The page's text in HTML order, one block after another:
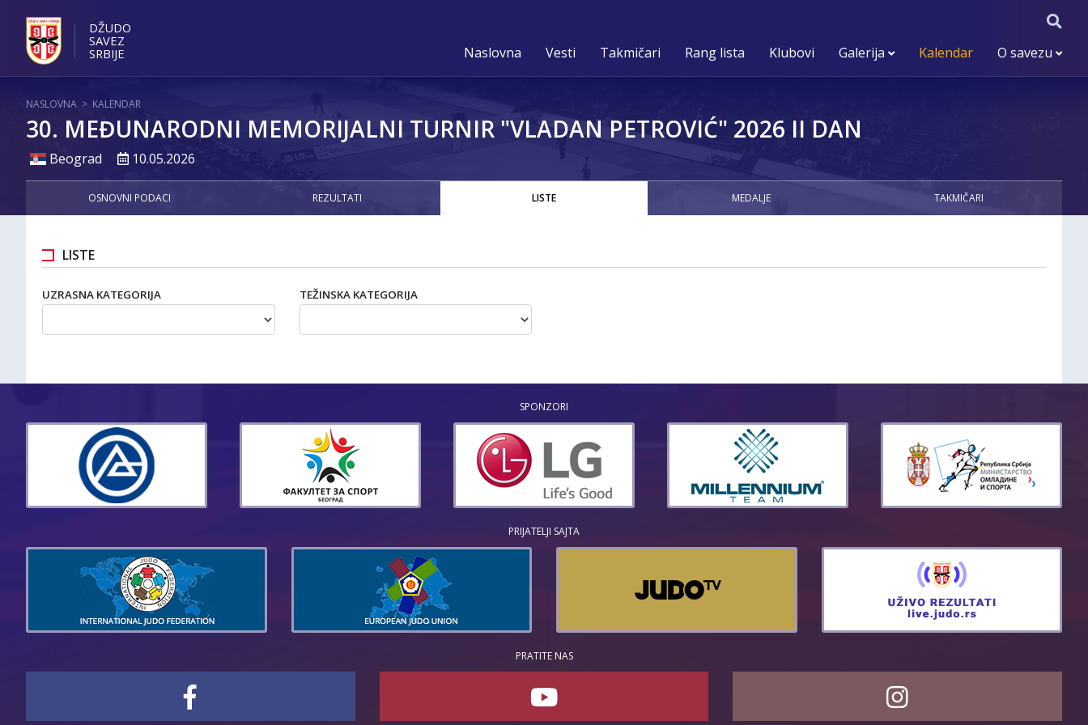
DŽUDO
SAVEZ
SRBIJE
Naslovna Vesti Takmičari Rang lista Klubovi Galerija Kalendar O savezu
NASLOVNA > KALENDAR
30. MEĐUNARODNI MEMORIJALNI TURNIR "VLADAN PETROVIĆ" 2026 II DAN
Beograd 10.05.2026
OSNOVNI PODACI REZULTATI LISTE MEDALJE TAKMIČARI
LISTE
UZRASNA KATEGORIJA TEŽINSKA KATEGORIJA
SPONZORI
PRIJATELJI SAJTA
PRATITE NAS